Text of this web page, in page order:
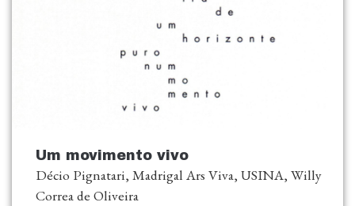
Um movimento vivo
Décio Pignatari, Madrigal Ars Viva, USINA, Willy
Correa de Oliveira